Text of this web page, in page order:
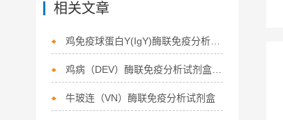
相关文章
鸡免疫球蛋白Y(IgY)酶联免疫分析试剂盒注意事项
鸡病（DEV）酶联免疫分析试剂盒使用
牛玻连（VN）酶联免疫分析试剂盒